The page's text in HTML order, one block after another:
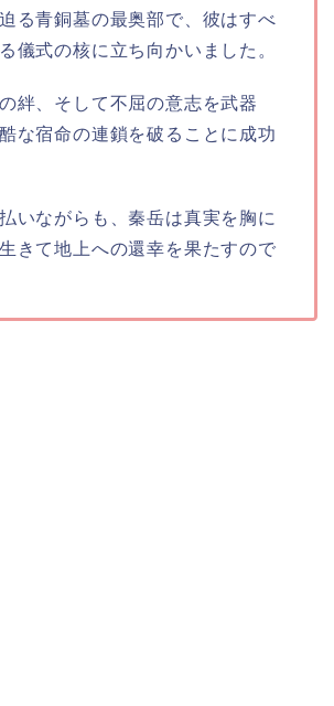
る青銅墓の最奥部で、彼はすべ
儀式の核に立ち向かいました。
絆、そして不屈の意志を武器
な宿命の連鎖を破ることに成功
いながらも、秦岳は真実を胸に
きて地上への還幸を果たすので